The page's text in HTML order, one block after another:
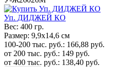
Уп. ДИДЖЕЙ КО
Вес: 400 гр.
Размер: 9,9х14,6 см
100-200 тыс. руб.: 166,88 руб.
от 200 тыс. руб.: 149 руб.
от 400 тыс. руб.: 138,40 руб.